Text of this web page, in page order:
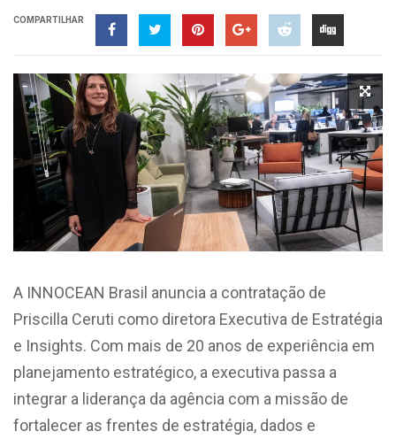
COMPARTILHAR
A INNOCEAN Brasil anuncia a contratação de
Priscilla Ceruti como diretora Executiva de Estratégia
e Insights. Com mais de 20 anos de experiência em
planejamento estratégico, a executiva passa a
integrar a liderança da agência com a missão de
fortalecer as frentes de estratégia, dados e